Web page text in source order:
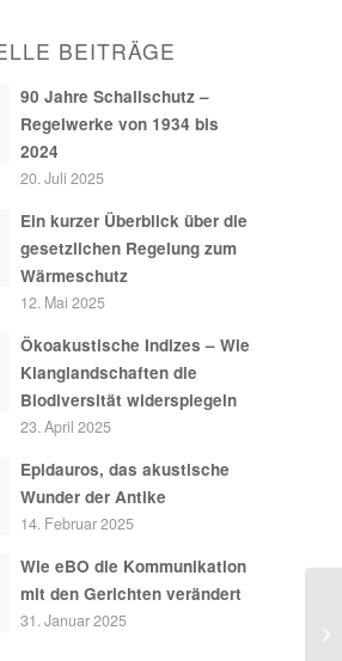
BEITRÄGE
90 Jahre Schallschutz –
Regelwerke von 1934 bis
2024
20. Juli 2025
Ein kurzer Überblick über die
gesetzlichen Regelung zum
Wärmeschutz
12. Mai 2025
Ökoakustische Indizes – Wie
Klanglandschaften die
Biodiversität widerspiegeln
23. April 2025
Epidauros, das akustische
Wunder der Antike
14. Februar 2025
Wie eBO die Kommunikation
mit den Gerichten verändert
31. Januar 2025